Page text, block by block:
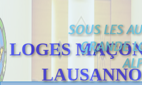
LOGES
SOUS LES
GRANDE